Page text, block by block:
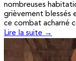
nombreuses
grièvement blessés
ce combat acharné
Lire la suite →